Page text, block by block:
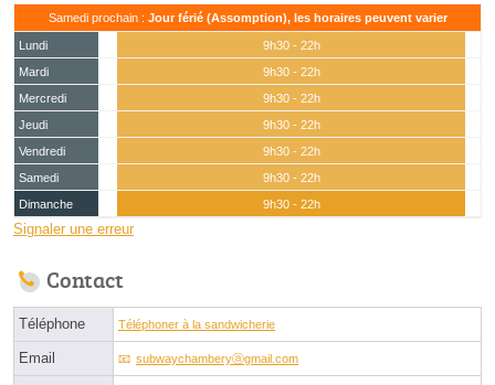
Samedi prochain : Jour férié (Assomption), les horaires peuvent varier
Lundi
9h30 - 22h
Mardi
9h30 - 22h
Mercredi
9h30 - 22h
Jeudi
9h30 - 22h
Vendredi
9h30 - 22h
Samedi
9h30 - 22h
Dimanche
9h30 - 22h
Signaler une erreur
Contact
Téléphone Téléphoner à la sandwicherie
Email subwaychamberyⓐgmail.com